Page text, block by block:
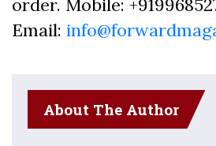
order. Mobile:
Email:
About The Author